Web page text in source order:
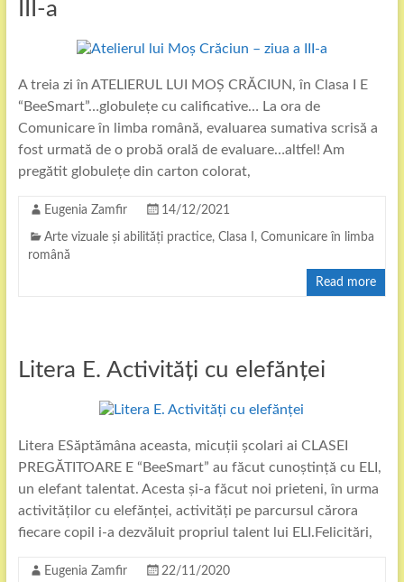
III-a
A treia zi în ATELIERUL LUI MOȘ CRĂCIUN, în Clasa I E
“BeeSmart”…globulețe cu calificative… La ora de
Comunicare în limba română, evaluarea sumativa scrisă a
fost urmată de o probă orală de evaluare…altfel! Am
pregătit globulețe din carton colorat,
Eugenia Zamfir 14/12/2021
Arte vizuale și abilități practice, Clasa I , Comunicare în limba
română
Read more
Litera E. Activități cu elefănței
Litera ESăptămâna aceasta, micuții școlari ai CLASEI
PREGĂTITOARE E “BeeSmart” au făcut cunoștință cu ELI,
un elefant talentat. Acesta și-a făcut noi prieteni, în urma
activităților cu elefănței, activități pe parcursul cărora
fiecare copil i-a dezvăluit propriul talent lui ELI.Felicitări,
Eugenia Zamfir 22/11/2020